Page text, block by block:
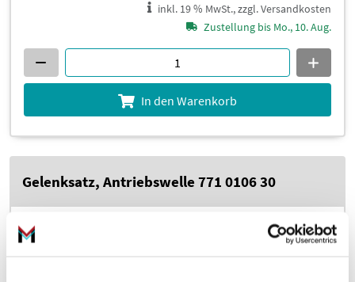
inkl. 19 % MwSt., zzgl. Versandkosten
Zustellung bis Mo., 10. Aug.
In den Warenkorb
Gelenksatz, Antriebswelle 771 0106 30